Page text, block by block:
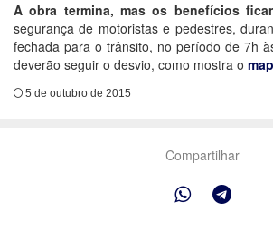
A obra termina, mas os benefícios
segurança de motoristas e pedestres,
fechada para o trânsito, no período de 7h
deverão seguir o desvio, como mostra o
5 de outubro de 2015
Compartilhar